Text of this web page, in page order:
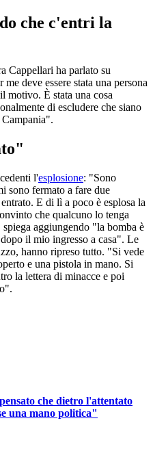
che c'entri la
Cappellari ha parlato su
me deve essere stata una persona
motivo. È stata una cosa
di escludere che siano
l'esplosione: "Sono
sono fermato a fare due
E di lì a poco è esplosa la
che qualcuno lo tenga
aggiungendo "la bomba è
il mio ingresso a casa". Le
hanno ripreso tutto. "Si vede
e una pistola in mano. Si
la lettera di minacce e poi
che dietro l'attentato
una mano politica"